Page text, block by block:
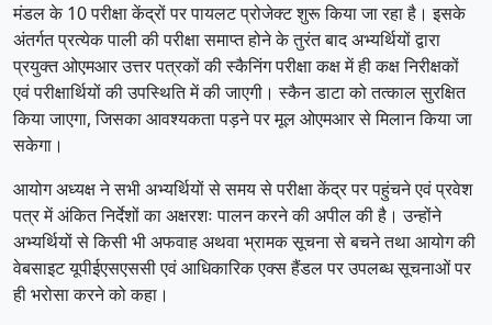
मंडल के 10 परीक्षा केंद्रों पर पायलट प्रोजेक्ट शुरू किया जा रहा है। इसके
अंतर्गत प्रत्येक पाली की परीक्षा समाप्त होने के तुरंत बाद अभ्यर्थियों द्वारा
प्रयुक्त ओएमआर उत्तर पत्रकों की स्कैनिंग परीक्षा कक्ष में ही कक्ष निरीक्षकों
एवं परीक्षार्थियों की उपस्थिति में की जाएगी। स्कैन डाटा को तत्काल सुरक्षित
किया जाएगा, जिसका आवश्यकता पड़ने पर मूल ओएमआर से मिलान किया जा
सकेगा।
आयोग अध्यक्ष ने सभी अभ्यर्थियों से समय से परीक्षा केंद्र पर पहुंचने एवं प्रवेश
पत्र में अंकित निर्देशों का अक्षरशः पालन करने की अपील की है। उन्होंने
अभ्यर्थियों से किसी भी अफवाह अथवा भ्रामक सूचना से बचने तथा आयोग की
वेबसाइट यूपीईएसएससी एवं आधिकारिक एक्स हैंडल पर उपलब्ध सूचनाओं पर
ही भरोसा करने को कहा।